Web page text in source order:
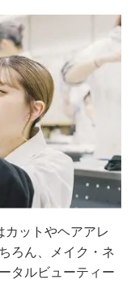
カットやヘアアレ
ろん、メイク・ネ
タルビューティー